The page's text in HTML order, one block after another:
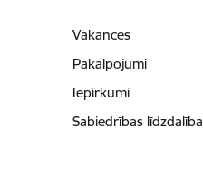
Vakances
Pakalpojumi
Iepirkumi
Sabiedrības līdzdalība